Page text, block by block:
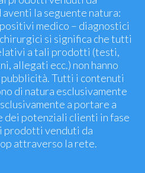
aventi la seguente natura:
medico – diagnostici
si significa che tutti
a tali prodotti (testi,
allegati ecc.) non hanno
Tutti i contenuti
di natura esclusivamente
a portare a
dei potenziali clienti in fase
prodotti venduti da
attraverso la rete.